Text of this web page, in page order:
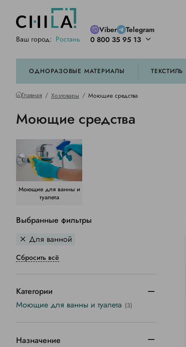
Ваш город: Ростань
Viber
Telegram
0 800 35 95 13
ОДНОРАЗОВЫЕ МАТЕРИАЛЫ ТЕКСТИЛЬ
Главная Хозтовары Моющие средства
Моющие средства
Моющие для ванны и
туалета
Выбранные фильтры
Для ванной
Сбросить всё
Категории
Моющие для ванны и туалета (3)
Назначение